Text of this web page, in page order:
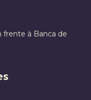
frente à Banca de